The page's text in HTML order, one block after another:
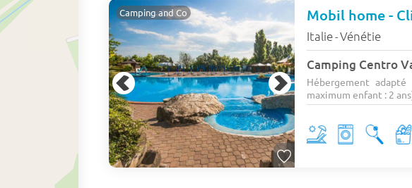
Camping and Co Mobil home -
Italie-Vénétie
Camping Centro
Hébergement
maximum enfant : 2